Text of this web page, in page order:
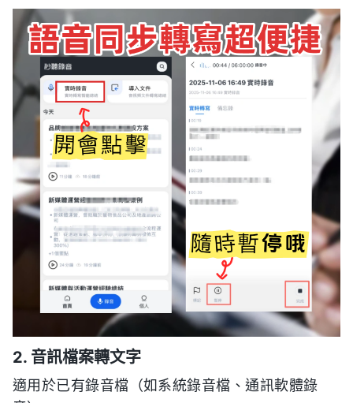
2. 音訊檔案轉文字
適用於已有錄音檔（如系統錄音檔、通訊軟體錄